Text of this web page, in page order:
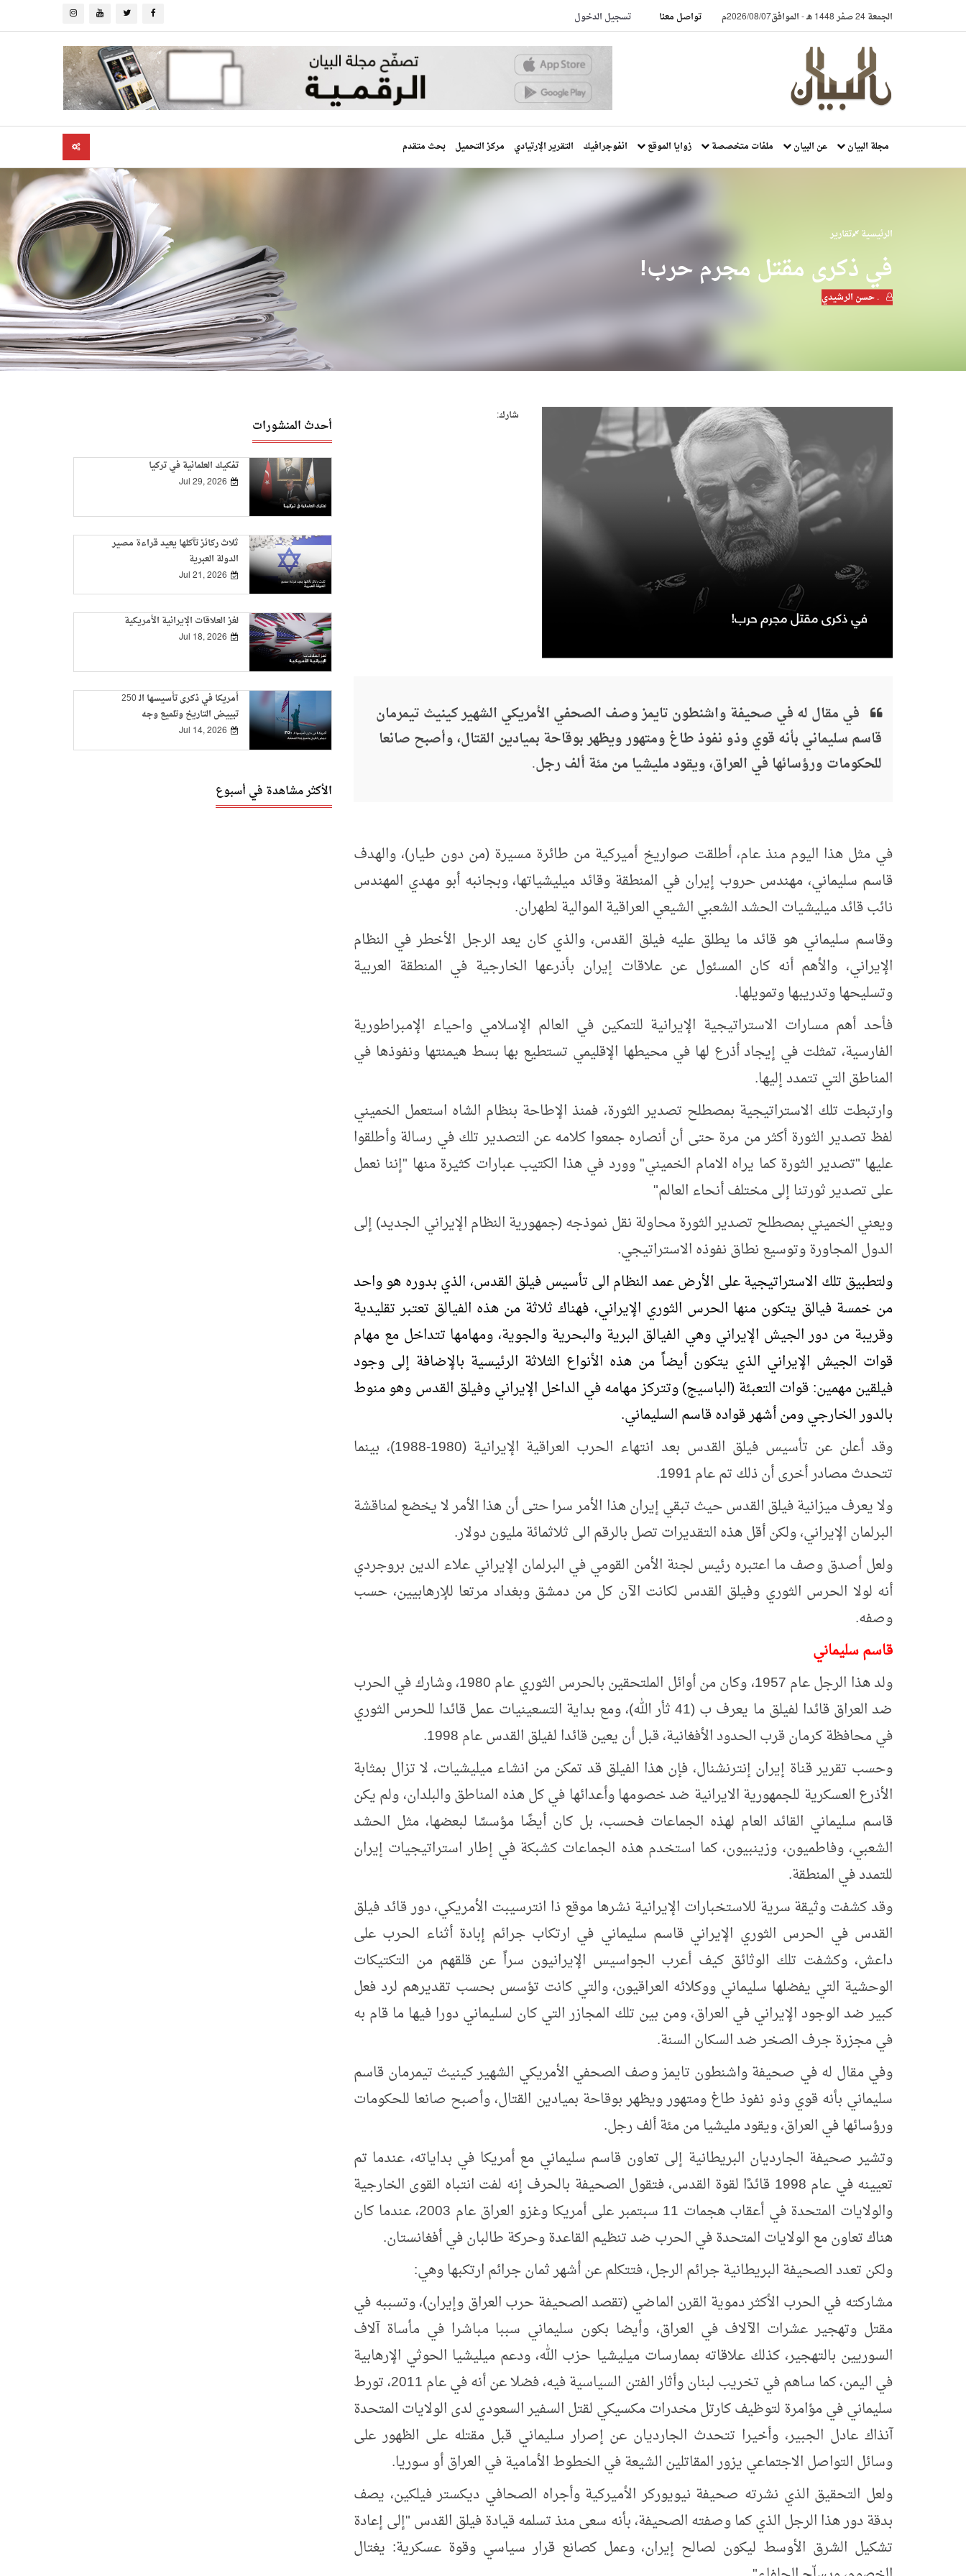
الجمعة 24 صفر 1448 هـ -الموافق2026/08/07م تواصل معنا تسجيل الدخول
مجلة البيان عن البيان ملفات متخصصة زوايا الموقع انفوجرافيك التقرير الإرتيادي مركز التحميل بحث متقدم
الرئيسية تقارير
في ذكرى مقتل مجرم حرب!
. حسن الرشيدي
شارك:
في مقال له في صحيفة واشنطون تايمز وصف الصحفي الأمريكي الشهير كينيث تيمرمان
قاسم سليماني بأنه قوي وذو نفوذ طاغ ومتهور ويظهر بوقاحة بميادين القتال، وأصبح صانعا
للحكومات ورؤسائها في العراق، ويقود مليشيا من مئة ألف رجل.
في مثل هذا اليوم منذ عام، أطلقت صواريخ أميركية من طائرة مسيرة (من دون طيار)، والهدف
قاسم سليماني، مهندس حروب إيران في المنطقة وقائد ميليشياتها، وبجانبه أبو مهدي المهندس
نائب قائد ميليشيات الحشد الشعبي الشيعي العراقية الموالية لطهران.
وقاسم سليماني هو قائد ما يطلق عليه فيلق القدس، والذي كان يعد الرجل الأخطر في النظام
الإيراني، والأهم أنه كان المسئول عن علاقات إيران بأذرعها الخارجية في المنطقة العربية
وتسليحها وتدريبها وتمويلها.
فأحد أهم مسارات الاستراتيجية الإيرانية للتمكين في العالم الإسلامي واحياء الإمبراطورية
الفارسية، تمثلت في إيجاد أذرع لها في محيطها الإقليمي تستطيع بها بسط هيمنتها ونفوذها في
المناطق التي تتمدد إليها.
وارتبطت تلك الاستراتيجية بمصطلح تصدير الثورة، فمنذ الإطاحة بنظام الشاه استعمل الخميني
لفظ تصدير الثورة أكثر من مرة حتى أن أنصاره جمعوا كلامه عن التصدير تلك في رسالة وأطلقوا
عليها "تصدير الثورة كما يراه الامام الخميني" وورد في هذا الكتيب عبارات كثيرة منها "إننا نعمل
على تصدير ثورتنا إلى مختلف أنحاء العالم"
ويعني الخميني بمصطلح تصدير الثورة محاولة نقل نموذجه (جمهورية النظام الإيراني الجديد) إلى
الدول المجاورة وتوسيع نطاق نفوذه الاستراتيجي.
ولتطبيق تلك الاستراتيجية على الأرض عمد النظام الى تأسيس فيلق القدس، الذي بدوره هو واحد
من خمسة فيالق يتكون منها الحرس الثوري الإيراني، فهناك ثلاثة من هذه الفيالق تعتبر تقليدية
وقريبة من دور الجيش الإيراني وهي الفيالق البرية والبحرية والجوية، ومهامها تتداخل مع مهام
قوات الجيش الإيراني الذي يتكون أيضاً من هذه الأنواع الثلاثة الرئيسية بالإضافة إلى وجود
فيلقين مهمين: قوات التعبئة (الباسيج) وتتركز مهامه في الداخل الإيراني وفيلق القدس وهو منوط
بالدور الخارجي ومن أشهر قواده قاسم السليماني.
وقد أعلن عن تأسيس فيلق القدس بعد انتهاء الحرب العراقية الإيرانية (1980-1988)، بينما
تتحدث مصادر أخرى أن ذلك تم عام 1991.
ولا يعرف ميزانية فيلق القدس حيث تبقي إيران هذا الأمر سرا حتى أن هذا الأمر لا يخضع لمناقشة
البرلمان الإيراني، ولكن أقل هذه التقديرات تصل بالرقم الى ثلاثمائة مليون دولار.
ولعل أصدق وصف ما اعتبره رئيس لجنة الأمن القومي في البرلمان الإيراني علاء الدين بروجردي
أنه لولا الحرس الثوري وفيلق القدس لكانت الآن كل من دمشق وبغداد مرتعا للإرهابيين، حسب
وصفه.
قاسم سليماني
ولد هذا الرجل عام 1957، وكان من أوائل الملتحقين بالحرس الثوري عام 1980، وشارك في الحرب
ضد العراق قائدا لفيلق ما يعرف ب (41 ثأر الله)، ومع بداية التسعينيات عمل قائدا للحرس الثوري
في محافظة كرمان قرب الحدود الأفغانية، قبل أن يعين قائدا لفيلق القدس عام 1998.
وحسب تقرير قناة إيران إنترنشنال، فإن هذا الفيلق قد تمكن من انشاء ميليشيات، لا تزال بمثابة
الأذرع العسكرية للجمهورية الايرانية ضد خصومها وأعدائها في كل هذه المناطق والبلدان، ولم يكن
قاسم سليماني القائد العام لهذه الجماعات فحسب، بل كان أيضًا مؤسسًا لبعضها، مثل الحشد
الشعبي، وفاطميون، وزينبيون، كما استخدم هذه الجماعات كشبكة في إطار استراتيجيات إيران
للتمدد في المنطقة.
وقد كشفت وثيقة سرية للاستخبارات الإيرانية نشرها موقع ذا انترسيبت الأمريكي، دور قائد فيلق
القدس في الحرس الثوري الإيراني قاسم سليماني في ارتكاب جرائم إبادة أثناء الحرب على
داعش، وكشفت تلك الوثائق كيف أعرب الجواسيس الإيرانيون سراً عن قلقهم من التكتيكات
الوحشية التي يفضلها سليماني ووكلائه العراقيون، والتي كانت تؤسس بحسب تقديرهم لرد فعل
كبير ضد الوجود الإيراني في العراق، ومن بين تلك المجازر التي كان لسليماني دورا فيها ما قام به
في مجزرة جرف الصخر ضد السكان السنة.
وفي مقال له في صحيفة واشنطون تايمز وصف الصحفي الأمريكي الشهير كينيث تيمرمان قاسم
سليماني بأنه قوي وذو نفوذ طاغ ومتهور ويظهر بوقاحة بميادين القتال، وأصبح صانعا للحكومات
ورؤسائها في العراق، ويقود مليشيا من مئة ألف رجل.
وتشير صحيفة الجارديان البريطانية إلى تعاون قاسم سليماني مع أمريكا في بداياته، عندما تم
تعيينه في عام 1998 قائدًا لقوة القدس، فتقول الصحيفة بالحرف إنه لفت انتباه القوى الخارجية
والولايات المتحدة في أعقاب هجمات 11 سبتمبر على أمريكا وغزو العراق عام 2003، عندما كان
هناك تعاون مع الولايات المتحدة في الحرب ضد تنظيم القاعدة وحركة طالبان في أفغانستان.
ولكن تعدد الصحيفة البريطانية جرائم الرجل، فتتكلم عن أشهر ثمان جرائم ارتكبها وهي:
مشاركته في الحرب الأكثر دموية القرن الماضي (تقصد الصحيفة حرب العراق وإيران)، وتسببه في
مقتل وتهجير عشرات الآلاف في العراق، وأيضا بكون سليماني سببا مباشرا في مأساة آلاف
السوريين بالتهجير، كذلك علاقاته بممارسات ميليشيا حزب الله، ودعم ميليشيا الحوثي الإرهابية
في اليمن، كما ساهم في تخريب لبنان وأثار الفتن السياسية فيه، فضلا عن أنه في عام 2011، تورط
سليماني في مؤامرة لتوظيف كارتل مخدرات مكسيكي لقتل السفير السعودي لدى الولايات المتحدة
آنذاك عادل الجبير، وأخيرا تتحدث الجارديان عن إصرار سليماني قبل مقتله على الظهور على
وسائل التواصل الاجتماعي يزور المقاتلين الشيعة في الخطوط الأمامية في العراق أو سوريا.
ولعل التحقيق الذي نشرته صحيفة نيويوركر الأميركية وأجراه الصحافي ديكستر فيلكين، يصف
بدقة دور هذا الرجل الذي كما وصفته الصحيفة، بأنه سعى منذ تسلمه قيادة فيلق القدس "إلى إعادة
تشكيل الشرق الأوسط ليكون لصالح إيران، وعمل كصانع قرار سياسي وقوة عسكرية: يغتال
أحدث المنشورات
تفكيك العلمانية في تركيا
Jul 29, 2026
ثلاث ركائز تآكلها يعيد قراءة مصير
الدولة العبرية
Jul 21, 2026
لغز العلاقات الإيرانية الأمريكية
Jul 18, 2026
أمريكا في ذكرى تأسيسها الـ 250
تبييض التاريخ وتلميع وجه
الاستعباد
Jul 14, 2026
الأكثر مشاهدة في أسبوع